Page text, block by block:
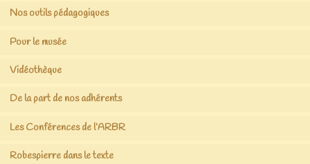
Nos outils pédagogiques
Pour le musée
Vidéothèque
De la part de nos adhérents
Les Conférences de l’ARBR
Robespierre dans le texte